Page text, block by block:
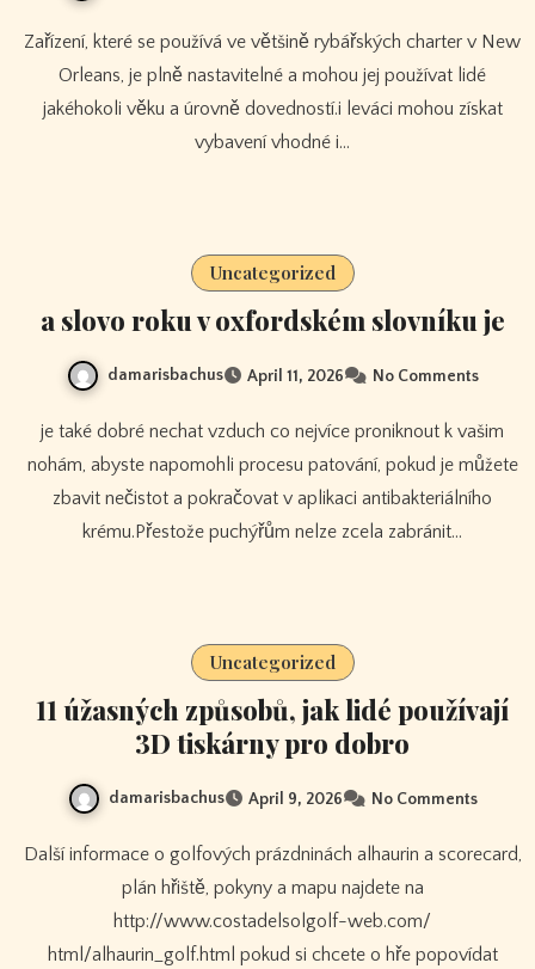
Zařízení, které se používá ve většině rybářských charter v New
Orleans, je plně nastavitelné a mohou jej používat lidé
jakéhokoli věku a úrovně dovedností.i leváci mohou získat
vybavení vhodné i…
Uncategorized
a slovo roku v oxfordském slovníku je
damarisbachus April 11, 2026 No Comments
je také dobré nechat vzduch co nejvíce proniknout k vašim
nohám, abyste napomohli procesu patování, pokud je můžete
zbavit nečistot a pokračovat v aplikaci antibakteriálního
krému.Přestože puchýřům nelze zcela zabránit…
Uncategorized
11 úžasných způsobů, jak lidé používají
3D tiskárny pro dobro
damarisbachus April 9, 2026 No Comments
Další informace o golfových prázdninách alhaurin a scorecard,
plán hřiště, pokyny a mapu najdete na
http://www.costadelsolgolf-web.com/
html/alhaurin_golf.html pokud si chcete o hře popovídat